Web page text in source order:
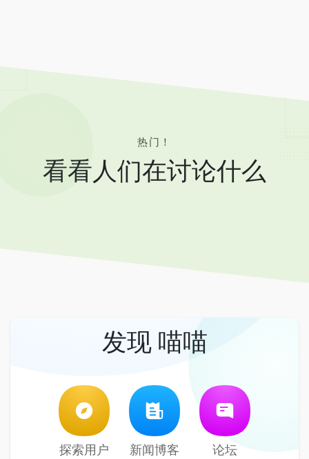
热门！
看看人们在讨论什么
发现 喵喵
探索用户 新闻博客 论坛